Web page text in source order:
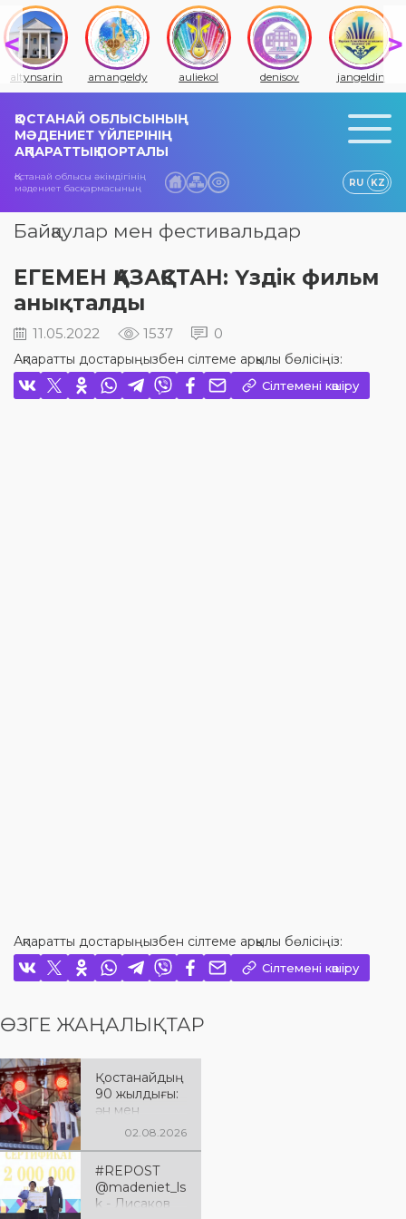
altynsarin amangeldy auliekol denisov jangeldin
ҚОСТАНАЙ ОБЛЫСЫНЫҢ
МӘДЕНИЕТ ҮЙЛЕРІНІҢ
АҚПАРАТТЫҚ ПОРТАЛЫ
Қостанай облысы әкімдігінің
мәдениет басқармасының
RU KZ
Байқаулар мен фестивальдар
ЕГЕМЕН ҚАЗАҚСТАН: Үздік фильм
анықталды
11.05.2022 1537 0
Ақпаратты достарыңызбен сілтеме арқылы бөлісіңіз:
Сілтемені көшіру
Ақпаратты достарыңызбен сілтеме арқылы бөлісіңіз:
Сілтемені көшіру
ӨЗГЕ ЖАҢАЛЫҚТАР
Қостанайдың
90 жылдығы:
ән мен
әсерге толы
02.08.2026
#REPOST
@madeniet_ls
k - Лисаков